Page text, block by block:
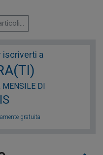
iscriverti a
MENSILE DI
gratuita